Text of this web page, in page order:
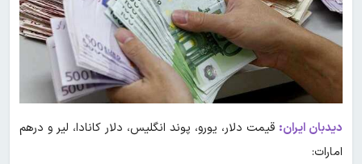
دیدبان ایران: قیمت دلار، یورو، پوند انگلیس، دلار کانادا، لیر و درهم
امارات: